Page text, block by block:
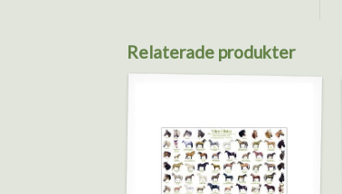
Relaterade produkter